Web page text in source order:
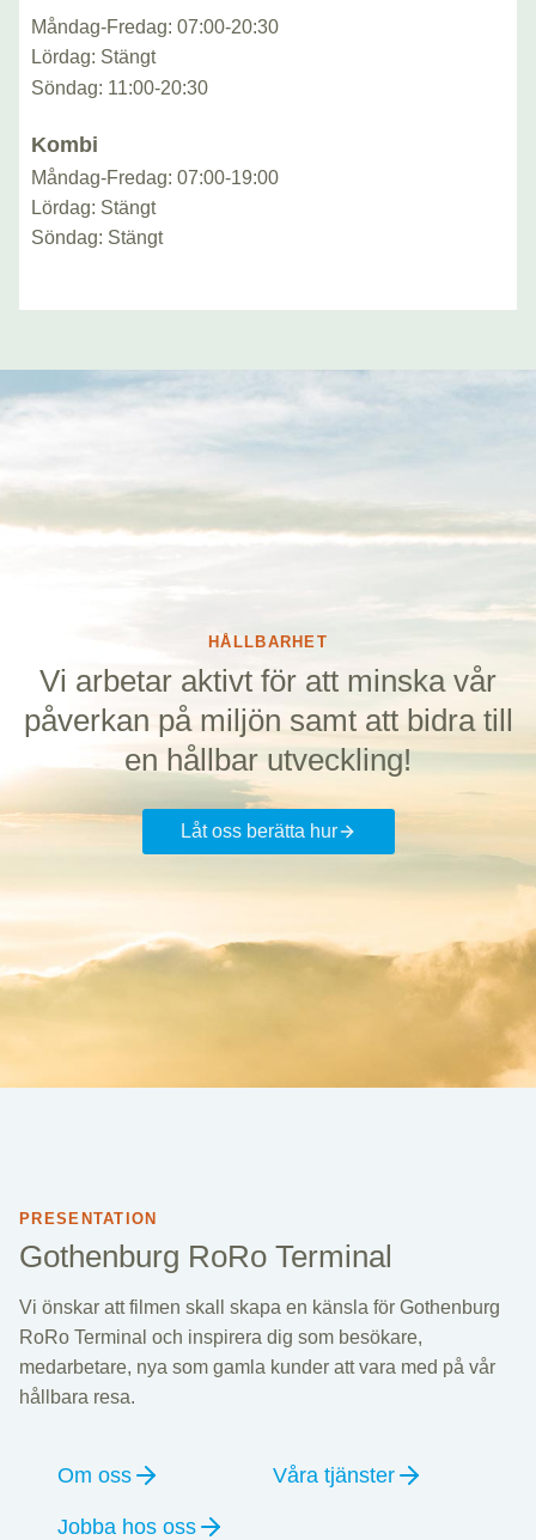
Måndag-Fredag: 07:00-20:30
Lördag: Stängt
Söndag: 11:00-20:30
Kombi
Måndag-Fredag: 07:00-19:00
Lördag: Stängt
Söndag: Stängt
HÅLLBARHET
Vi arbetar aktivt för att minska vår
påverkan på miljön samt att bidra till
en hållbar utveckling!
Låt oss berätta hur
PRESENTATION
Gothenburg RoRo Terminal
Vi önskar att filmen skall skapa en känsla för Gothenburg
RoRo Terminal och inspirera dig som besökare,
medarbetare, nya som gamla kunder att vara med på vår
hållbara resa.
Om oss Våra tjänster
Jobba hos oss